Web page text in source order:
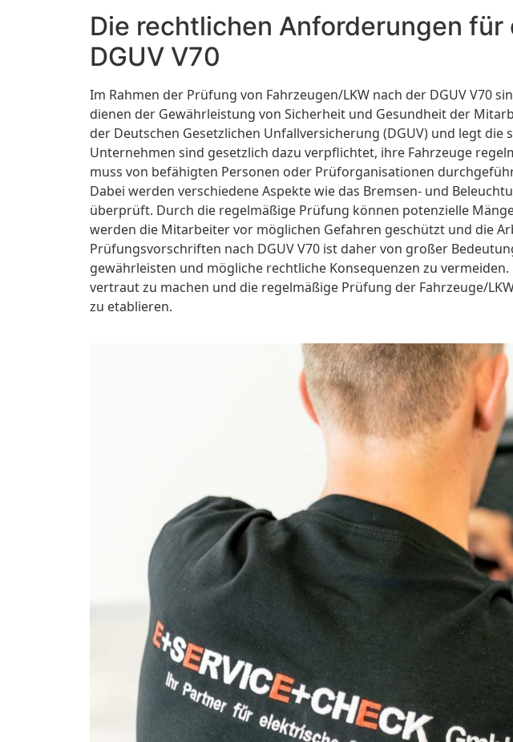
Die rechtlichen Anforderungen
DGUV V70
Im Rahmen der Prüfung von Fahrzeugen/LKW nach der DGUV V70
dienen der Gewährleistung von Sicherheit und Gesundheit der
der Deutschen Gesetzlichen Unfallversicherung (DGUV) und legt
Unternehmen sind gesetzlich dazu verpflichtet, ihre Fahrzeuge
muss von befähigten Personen oder Prüforganisationen
Dabei werden verschiedene Aspekte wie das Bremsen- und
überprüft. Durch die regelmäßige Prüfung können potenzielle
werden die Mitarbeiter vor möglichen Gefahren geschützt und die
Prüfungsvorschriften nach DGUV V70 ist daher von großer
gewährleisten und mögliche rechtliche Konsequenzen zu
vertraut zu machen und die regelmäßige Prüfung der Fahrzeuge/
zu etablieren.